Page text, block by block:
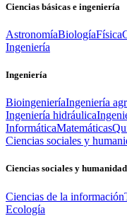
Ciencias básicas e ingeniería
AstronomíaBiologíaFísica
Ingeniería
Ingeniería
BioingenieríaIngeniería
Ingeniería hidráulica
InformáticaMatemáticas
Ciencias sociales y
Ciencias sociales y
Ciencias de la información
Ecología